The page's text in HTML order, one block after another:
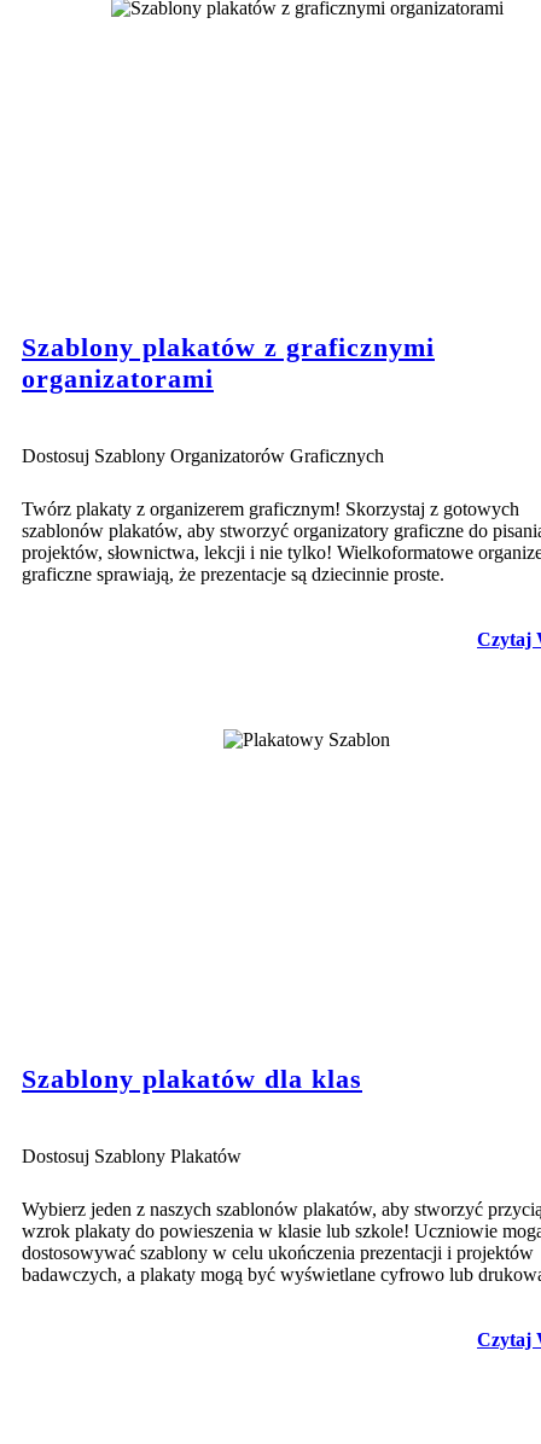
Szablony plakatów z graficznymi
organizatorami
Dostosuj Szablony Organizatorów Graficznych
Twórz plakaty z organizerem graficznym! Skorzystaj z gotowych
szablonów plakatów, aby stworzyć organizatory graficzne do
projektów, słownictwa, lekcji i nie tylko! Wielkoformatowe
graficzne sprawiają, że prezentacje są dziecinnie proste.
Czytaj
Szablony plakatów dla klas
Dostosuj Szablony Plakatów
Wybierz jeden z naszych szablonów plakatów, aby stworzyć
wzrok plakaty do powieszenia w klasie lub szkole! Uczniowie
dostosowywać szablony w celu ukończenia prezentacji i projektów
badawczych, a plakaty mogą być wyświetlane cyfrowo lub
Czytaj